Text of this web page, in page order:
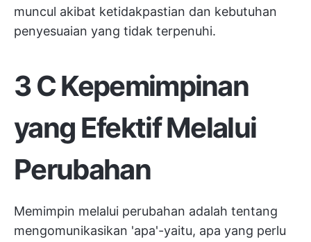
muncul akibat ketidakpastian dan kebutuhan
penyesuaian yang tidak terpenuhi.
3 C Kepemimpinan
yang Efektif Melalui
Perubahan
Memimpin melalui perubahan adalah tentang
mengomunikasikan 'apa'-yaitu, apa yang perlu